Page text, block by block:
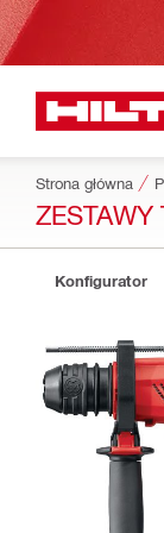
Strona główna
Konfigurator